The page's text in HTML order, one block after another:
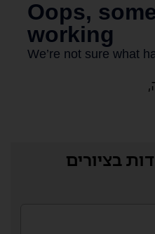
בציורים